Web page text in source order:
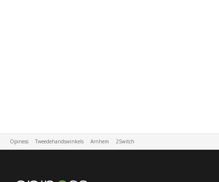
Opiness Tweedehandswinkels Arnhem 2Switch